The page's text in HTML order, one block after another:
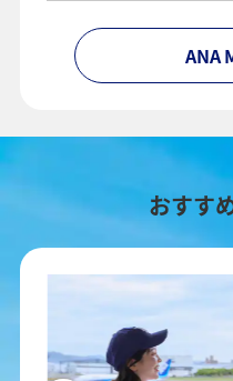
ANA
おすす